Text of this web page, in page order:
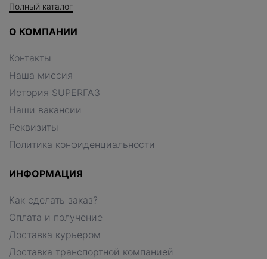
Полный каталог
О КОМПАНИИ
Контакты
Наша миссия
История SUPERГАЗ
Наши вакансии
Реквизиты
Политика конфиденциальности
ИНФОРМАЦИЯ
Как сделать заказ?
Оплата и получение
Доставка курьером
Доставка транспортной компанией